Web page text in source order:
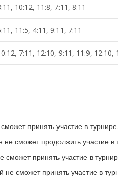
10:12, 11:8, 7:11, 8:11
11:5, 4:11, 9:11, 7:11
7:11, 12:10, 9:11, 11:9, 12:10,
принять участие в
сможет продолжить участие в
принять участие в
сможет принять участие в